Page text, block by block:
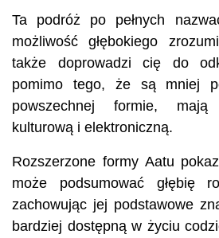
Ta podróż po pełnych
możliwość głębokiego
także doprowadzi cię do
pomimo tego, że są mniej
powszechnej formie, mają
kulturową i elektroniczną.
Rozszerzone formy Aatu
może podsumować głębię
zachowując jej podstawowe
bardziej dostępną w życiu